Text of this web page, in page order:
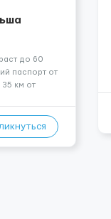
до 60
паспорт от
35 км от
помож...